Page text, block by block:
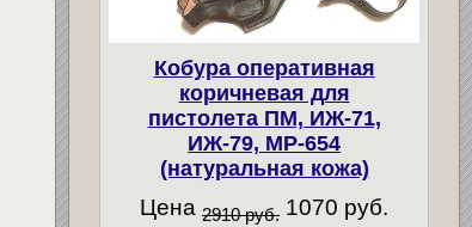
Кобура оперативная
коричневая для
пистолета ПМ, ИЖ-71,
ИЖ-79, МР-654
(натуральная кожа)
Цена 2910 руб. 1070 руб.